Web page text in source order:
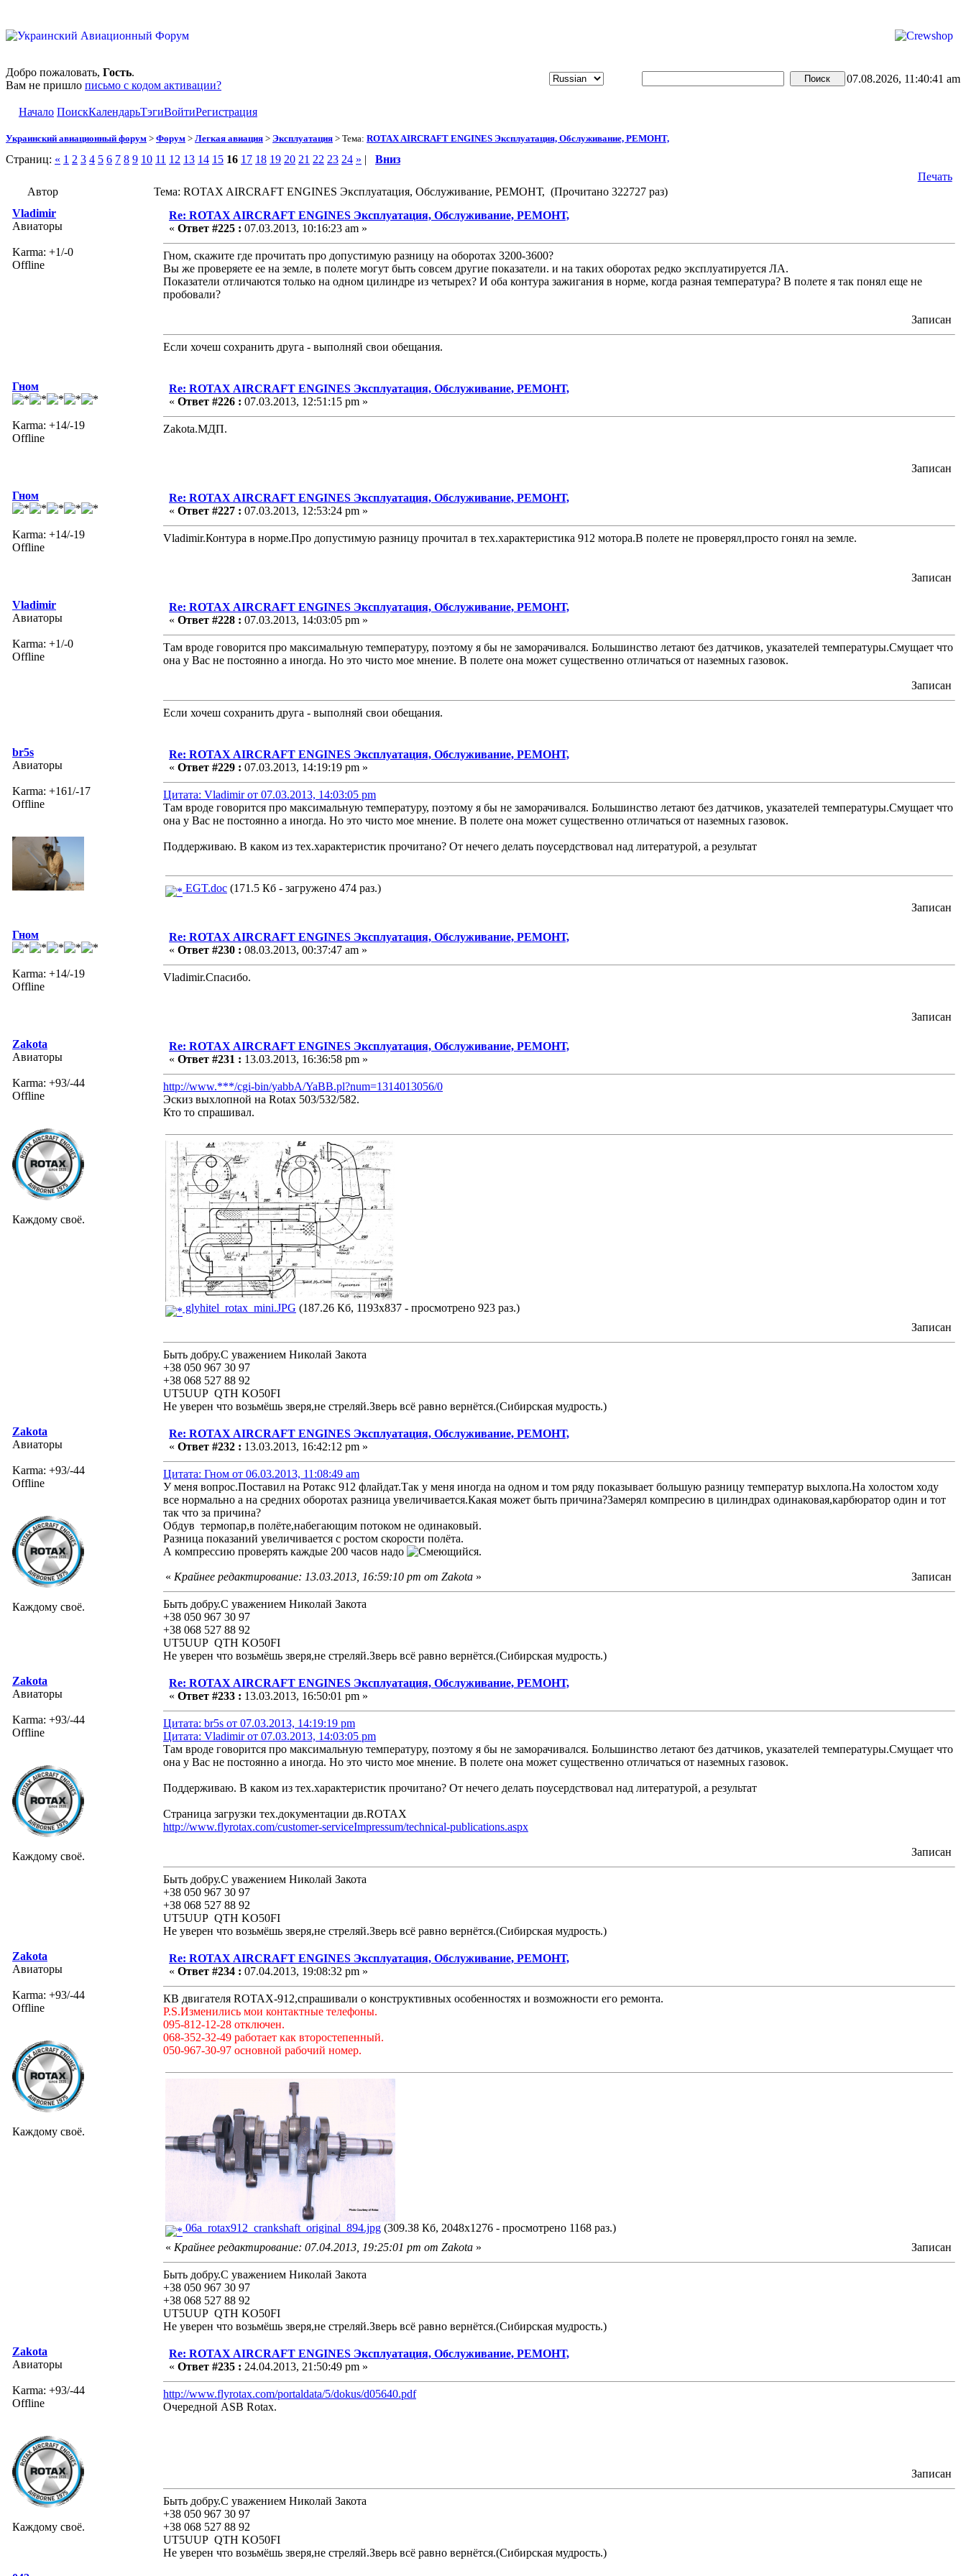
Добро пожаловать, Гость.
Вам не пришло письмо с кодом активации?
07.08.2026, 11:40:41 am
Начало ПоискКалендарьТэгиВойтиРегистрация
Украинский авиационный форум > Форум > Легкая авиация > Эксплуатация > Тема: ROTAX AIRCRAFT ENGINES Эксплуатация, Обслуживание, РЕМОНТ,
Страниц: « 1 2 3 4 5 6 7 8 9 10 11 12 13 14 15 16 17 18 19 20 21 22 23 24 » | Вниз
Печать
Автор
Тема: ROTAX AIRCRAFT ENGINES Эксплуатация, Обслуживание, РЕМОНТ, (Прочитано 322727 раз)
Vladimir
Авиаторы
Karma: +1/-0
Offline
Re: ROTAX AIRCRAFT ENGINES Эксплуатация, Обслуживание, РЕМОНТ,
« Ответ #225 : 07.03.2013, 10:16:23 am »
Гном, скажите где прочитать про допустимую разницу на оборотах 3200-3600?
Вы же проверяете ее на земле, в полете могут быть совсем другие показатели. и на таких оборотах редко эксплуатируется ЛА.
Показатели отличаются только на одном цилиндре из четырех? И оба контура зажигания в норме, когда разная температура? В полете я так понял еще не
пробовали?
Записан
Если хочеш сохранить друга - выполняй свои обещания.
Гном
Karma: +14/-19
Offline
Re: ROTAX AIRCRAFT ENGINES Эксплуатация, Обслуживание, РЕМОНТ,
« Ответ #226 : 07.03.2013, 12:51:15 pm »
Zakota.МДП.
Записан
Гном
Karma: +14/-19
Offline
Re: ROTAX AIRCRAFT ENGINES Эксплуатация, Обслуживание, РЕМОНТ,
« Ответ #227 : 07.03.2013, 12:53:24 pm »
Vladimir.Контура в норме.Про допустимую разницу прочитал в тех.характеристика 912 мотора.В полете не проверял,просто гонял на земле.
Записан
Vladimir
Авиаторы
Karma: +1/-0
Offline
Re: ROTAX AIRCRAFT ENGINES Эксплуатация, Обслуживание, РЕМОНТ,
« Ответ #228 : 07.03.2013, 14:03:05 pm »
Там вроде говорится про максимальную температуру, поэтому я бы не заморачивался. Большинство летают без датчиков, указателей температуры.Смущает что
она у Вас не постоянно а иногда. Но это чисто мое мнение. В полете она может существенно отличаться от наземных газовок.
Записан
Если хочеш сохранить друга - выполняй свои обещания.
br5s
Авиаторы
Karma: +161/-17
Offline
Re: ROTAX AIRCRAFT ENGINES Эксплуатация, Обслуживание, РЕМОНТ,
« Ответ #229 : 07.03.2013, 14:19:19 pm »
Цитата: Vladimir от 07.03.2013, 14:03:05 pm
Там вроде говорится про максимальную температуру, поэтому я бы не заморачивался. Большинство летают без датчиков, указателей температуры.Смущает что
она у Вас не постоянно а иногда. Но это чисто мое мнение. В полете она может существенно отличаться от наземных газовок.
Поддерживаю. В каком из тех.характеристик прочитано? От нечего делать поусердствовал над литературой, а результат
EGT.doc (171.5 Кб - загружено 474 раз.)
Записан
Гном
Karma: +14/-19
Offline
Re: ROTAX AIRCRAFT ENGINES Эксплуатация, Обслуживание, РЕМОНТ,
« Ответ #230 : 08.03.2013, 00:37:47 am »
Vladimir.Спасибо.
Записан
Zakota
Авиаторы
Karma: +93/-44
Offline
Каждому своё.
Re: ROTAX AIRCRAFT ENGINES Эксплуатация, Обслуживание, РЕМОНТ,
« Ответ #231 : 13.03.2013, 16:36:58 pm »
http://www.***/cgi-bin/yabbA/YaBB.pl?num=1314013056/0
Эскиз выхлопной на Rotax 503/532/582.
Кто то спрашивал.
glyhitel_rotax_mini.JPG (187.26 Кб, 1193x837 - просмотрено 923 раз.)
Записан
Быть добру.С уважением Николай Закота
+38 050 967 30 97
+38 068 527 88 92
UT5UUP QTH KO50FI
Не уверен что возьмёшь зверя,не стреляй.Зверь всё равно вернётся.(Сибирская мудрость.)
Zakota
Авиаторы
Karma: +93/-44
Offline
Каждому своё.
Re: ROTAX AIRCRAFT ENGINES Эксплуатация, Обслуживание, РЕМОНТ,
« Ответ #232 : 13.03.2013, 16:42:12 pm »
Цитата: Гном от 06.03.2013, 11:08:49 am
У меня вопрос.Поставил на Ротакс 912 флайдат.Так у меня иногда на одном и том ряду показывает большую разницу температур выхлопа.На холостом ходу
все нормально а на средних оборотах разница увеличивается.Какая может быть причина?Замерял компресию в цилиндрах одинаковая,карбюратор один и тот
так что за причина?
Обдув термопар,в полёте,набегающим потоком не одинаковый.
Разница показаний увеличивается с ростом скорости полёта.
А компрессию проверять каждые 200 часов надо
.
« Крайнее редактирование: 13.03.2013, 16:59:10 pm от Zakota » Записан
Быть добру.С уважением Николай Закота
+38 050 967 30 97
+38 068 527 88 92
UT5UUP QTH KO50FI
Не уверен что возьмёшь зверя,не стреляй.Зверь всё равно вернётся.(Сибирская мудрость.)
Zakota
Авиаторы
Karma: +93/-44
Offline
Каждому своё.
Re: ROTAX AIRCRAFT ENGINES Эксплуатация, Обслуживание, РЕМОНТ,
« Ответ #233 : 13.03.2013, 16:50:01 pm »
Цитата: br5s от 07.03.2013, 14:19:19 pm
Цитата: Vladimir от 07.03.2013, 14:03:05 pm
Там вроде говорится про максимальную температуру, поэтому я бы не заморачивался. Большинство летают без датчиков, указателей температуры.Смущает что
она у Вас не постоянно а иногда. Но это чисто мое мнение. В полете она может существенно отличаться от наземных газовок.
Поддерживаю. В каком из тех.характеристик прочитано? От нечего делать поусердствовал над литературой, а результат
Страница загрузки тех.документации дв.ROTAX
http://www.flyrotax.com/customer-serviceImpressum/technical-publications.aspx
Записан
Быть добру.С уважением Николай Закота
+38 050 967 30 97
+38 068 527 88 92
UT5UUP QTH KO50FI
Не уверен что возьмёшь зверя,не стреляй.Зверь всё равно вернётся.(Сибирская мудрость.)
Zakota
Авиаторы
Karma: +93/-44
Offline
Каждому своё.
Re: ROTAX AIRCRAFT ENGINES Эксплуатация, Обслуживание, РЕМОНТ,
« Ответ #234 : 07.04.2013, 19:08:32 pm »
КВ двигателя ROTAX-912,спрашивали о конструктивных особенностях и возможности его ремонта.
P.S.Изменились мои контактные телефоны.
095-812-12-28 отключен.
068-352-32-49 работает как второстепенный.
050-967-30-97 основной рабочий номер.
06a_rotax912_crankshaft_original_894.jpg (309.38 Кб, 2048x1276 - просмотрено 1168 раз.)
« Крайнее редактирование: 07.04.2013, 19:25:01 pm от Zakota » Записан
Быть добру.С уважением Николай Закота
+38 050 967 30 97
+38 068 527 88 92
UT5UUP QTH KO50FI
Не уверен что возьмёшь зверя,не стреляй.Зверь всё равно вернётся.(Сибирская мудрость.)
Zakota
Авиаторы
Karma: +93/-44
Offline
Каждому своё.
Re: ROTAX AIRCRAFT ENGINES Эксплуатация, Обслуживание, РЕМОНТ,
« Ответ #235 : 24.04.2013, 21:50:49 pm »
http://www.flyrotax.com/portaldata/5/dokus/d05640.pdf
Очередной ASB Rotax.
Записан
Быть добру.С уважением Николай Закота
+38 050 967 30 97
+38 068 527 88 92
UT5UUP QTH KO50FI
Не уверен что возьмёшь зверя,не стреляй.Зверь всё равно вернётся.(Сибирская мудрость.)